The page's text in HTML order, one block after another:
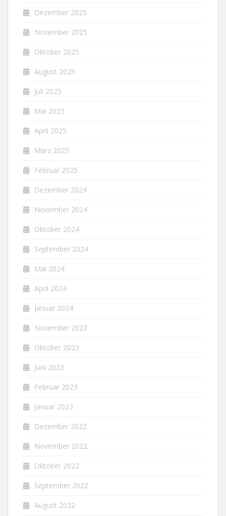
Dezember 2025
November 2025
Oktober 2025
August 2025
Juli 2025
Mai 2025
April 2025
März 2025
Februar 2025
Dezember 2024
November 2024
Oktober 2024
September 2024
Mai 2024
April 2024
Januar 2024
November 2023
Oktober 2023
Juni 2023
Februar 2023
Januar 2023
Dezember 2022
November 2022
Oktober 2022
September 2022
August 2022